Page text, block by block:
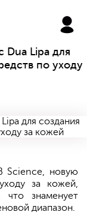
Dua Lipa для
по уходу
Science, новую
за кожей,
знаменует
диапазон.